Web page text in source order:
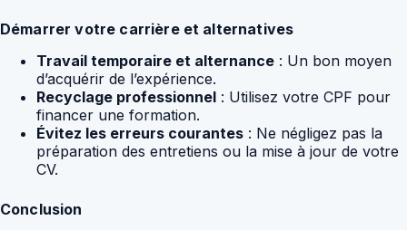
Démarrer votre carrière et alternatives
Travail temporaire et alternance : Un bon moyen
d’acquérir de l’expérience.
Recyclage professionnel : Utilisez votre CPF pour
financer une formation.
Évitez les erreurs courantes : Ne négligez pas la
préparation des entretiens ou la mise à jour de votre
CV.
Conclusion